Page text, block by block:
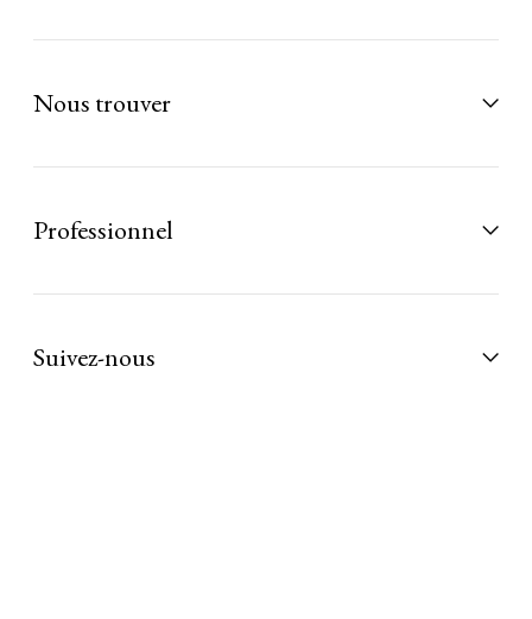
Nous trouver
Professionnel
Suivez-nous